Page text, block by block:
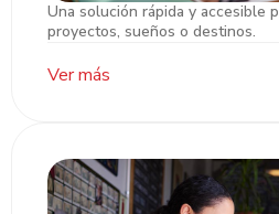
Préstamo Empresarial
Una solución rápida y accesible
proyectos, sueños o destinos.
Ver más